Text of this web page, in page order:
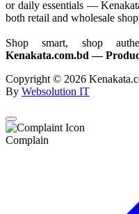
or daily essentials —
both retail and wholesale
Shop smart, shop
Kenakata.com.bd —
Copyright © 2026
By Websolution IT
Complain